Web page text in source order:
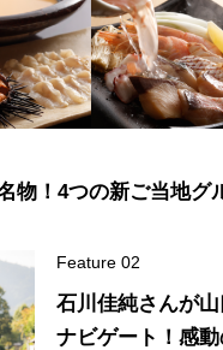
物！4つの新ご当地グ
石川佳純さんが
ナビゲート！感